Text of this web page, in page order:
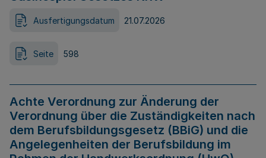
Ausfertigungsdatum 21.07.2026
Seite 598
Achte Verordnung zur Änderung der
Verordnung über die Zuständigkeiten nach
dem Berufsbildungsgesetz (BBiG) und die
Angelegenheiten der Berufsbildung im